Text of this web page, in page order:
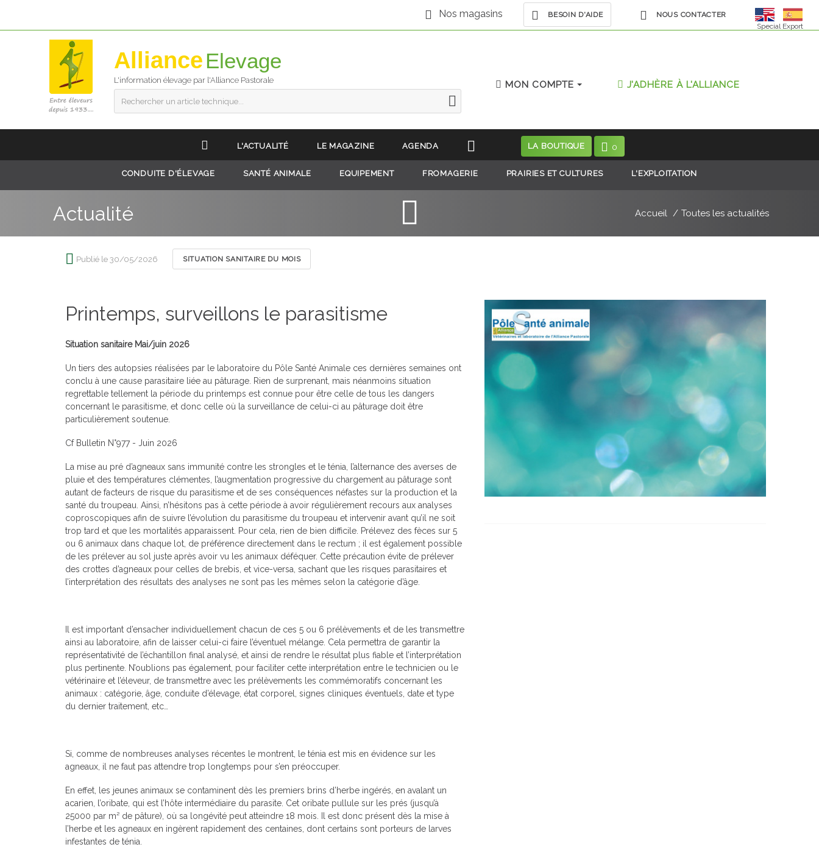
Nos magasins BESOIN D'AIDE
NOUS CONTACTER
Special Export
Alliance
L'information élevage par l'Alliance Pastorale
Rechercher un article technique...
MON COMPTE J'ADHÈRE À L'ALLIANCE
L'ACTUALITÉ LE MAGAZINE AGENDA LA BOUTIQUE 0
CONDUITE D'ÉLEVAGE SANTÉ ANIMALE EQUIPEMENT FROMAGERIE PRAIRIES ET CULTURES L'EXPLOITATION
Actualité Accueil Toutes les actualités
Publié le 30/05/2026 SITUATION SANITAIRE DU MOIS
Printemps, surveillons le parasitisme
Situation sanitaire Mai/juin 2026
Un tiers des autopsies réalisées par le laboratoire du Pôle Santé Animale ces dernières semaines ont
conclu à une cause parasitaire liée au pâturage. Rien de surprenant, mais néanmoins situation
regrettable tellement la période du printemps est connue pour être celle de tous les dangers
concernant le parasitisme, et donc celle où la surveillance de celui-ci au pâturage doit être
particulièrement soutenue.
Cf Bulletin N°977 - Juin 2026
La mise au pré d’agneaux sans immunité contre les strongles et le ténia, l’alternance des averses de
pluie et des températures clémentes, l’augmentation progressive du chargement au pâturage sont
autant de facteurs de risque du parasitisme et de ses conséquences néfastes sur la production et la
santé du troupeau. Ainsi, n’hésitons pas à cette période à avoir régulièrement recours aux analyses
coproscopiques afin de suivre l’évolution du parasitisme du troupeau et intervenir avant qu’il ne soit
trop tard et que les mortalités apparaissent. Pour cela, rien de bien difficile. Prélevez des fèces sur 5
ou 6 animaux dans chaque lot, de préférence directement dans le rectum ; il est également possible
de les prélever au sol juste après avoir vu les animaux déféquer. Cette précaution évite de prélever
des crottes d’agneaux pour celles de brebis, et vice-versa, sachant que les risques parasitaires et
l’interprétation des résultats des analyses ne sont pas les mêmes selon la catégorie d’âge.
Il est important d’ensacher individuellement chacun de ces 5 ou 6 prélèvements et de les transmettre
ainsi au laboratoire, afin de laisser celui-ci faire l’éventuel mélange. Cela permettra de garantir la
représentativité de l’échantillon final analysé, et ainsi de rendre le résultat plus fiable et l’interprétation
plus pertinente. N’oublions pas également, pour faciliter cette interprétation entre le technicien ou le
vétérinaire et l’éleveur, de transmettre avec les prélèvements les commémoratifs concernant les
animaux : catégorie, âge, conduite d’élevage, état corporel, signes cliniques éventuels, date et type
du dernier traitement, etc…
Si, comme de nombreuses analyses récentes le montrent, le ténia est mis en évidence sur les
agneaux, il ne faut pas attendre trop longtemps pour s’en préoccuper.
En effet, les jeunes animaux se contaminent dès les premiers brins d’herbe ingérés, en avalant un
acarien, l’oribate, qui est l’hôte intermédiaire du parasite. Cet oribate pullule sur les prés (jusqu’à
25000 par m² de pâture), où sa longévité peut atteindre 18 mois. Il est donc présent dès la mise à
l’herbe et les agneaux en ingèrent rapidement des centaines, dont certains sont porteurs de larves
infestantes de ténia.